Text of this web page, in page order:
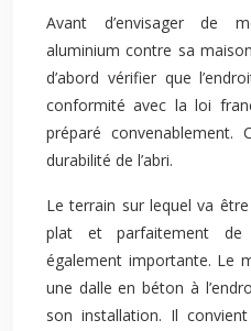
Avant d’envisager de
aluminium contre sa
d’abord vérifier que
conformité avec la loi
préparé convenablement.
durabilité de l’abri.
Le terrain sur lequel va
plat et parfaitement
également importante. Le
une dalle en béton à
son installation. Il